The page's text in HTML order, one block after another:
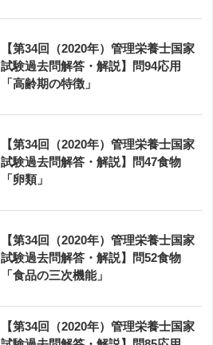
【第34回（2020年）管理栄養士国家
試験過去問解答・解説】問94応用
「高齢期の特徴」
【第34回（2020年）管理栄養士国家
試験過去問解答・解説】問47食物
「卵類」
【第34回（2020年）管理栄養士国家
試験過去問解答・解説】問52食物
「食品の三次機能」
【第34回（2020年）管理栄養士国家